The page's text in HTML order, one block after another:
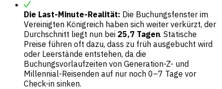
Die Last-Minute-Realität: Die Buchungsfenster im
Vereinigten Königreich haben sich weiter verkürzt, der
Durchschnitt liegt nun bei 25,7 Tagen. Statische
Preise führen oft dazu, dass zu früh ausgebucht wird
oder Leerstände entstehen, da die
Buchungsvorlaufzeiten von Generation-Z- und
Millennial-Reisenden auf nur noch 0–7 Tage vor
Check-in sinken.